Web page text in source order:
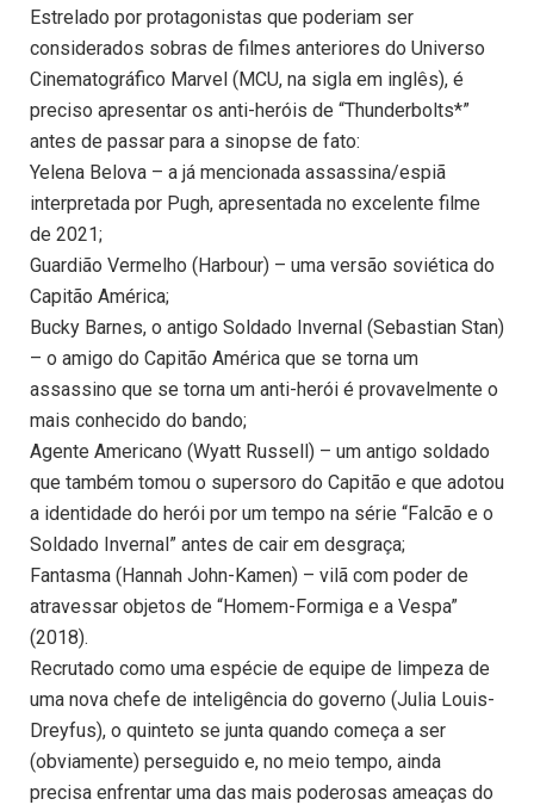
Estrelado por protagonistas que poderiam ser
considerados sobras de filmes anteriores do Universo
Cinematográfico Marvel (MCU, na sigla em inglês), é
preciso apresentar os anti-heróis de “Thunderbolts*”
antes de passar para a sinopse de fato:
Yelena Belova – a já mencionada assassina/espiã
interpretada por Pugh, apresentada no excelente filme
de 2021;
Guardião Vermelho (Harbour) – uma versão soviética do
Capitão América;
Bucky Barnes, o antigo Soldado Invernal (Sebastian Stan)
– o amigo do Capitão América que se torna um
assassino que se torna um anti-herói é provavelmente o
mais conhecido do bando;
Agente Americano (Wyatt Russell) – um antigo soldado
que também tomou o supersoro do Capitão e que adotou
a identidade do herói por um tempo na série “Falcão e o
Soldado Invernal” antes de cair em desgraça;
Fantasma (Hannah John-Kamen) – vilã com poder de
atravessar objetos de “Homem-Formiga e a Vespa”
(2018).
Recrutado como uma espécie de equipe de limpeza de
uma nova chefe de inteligência do governo (Julia Louis-
Dreyfus), o quinteto se junta quando começa a ser
(obviamente) perseguido e, no meio tempo, ainda
precisa enfrentar uma das mais poderosas ameaças do